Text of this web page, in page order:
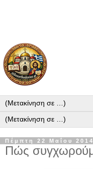
Πέμπτη 22 Μαΐου 2014
Πώς